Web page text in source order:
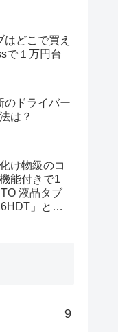
はどこで買え
で１万円台
のドライバー
は？
け物級のコ
能付きで1
液晶タブ
」と
9